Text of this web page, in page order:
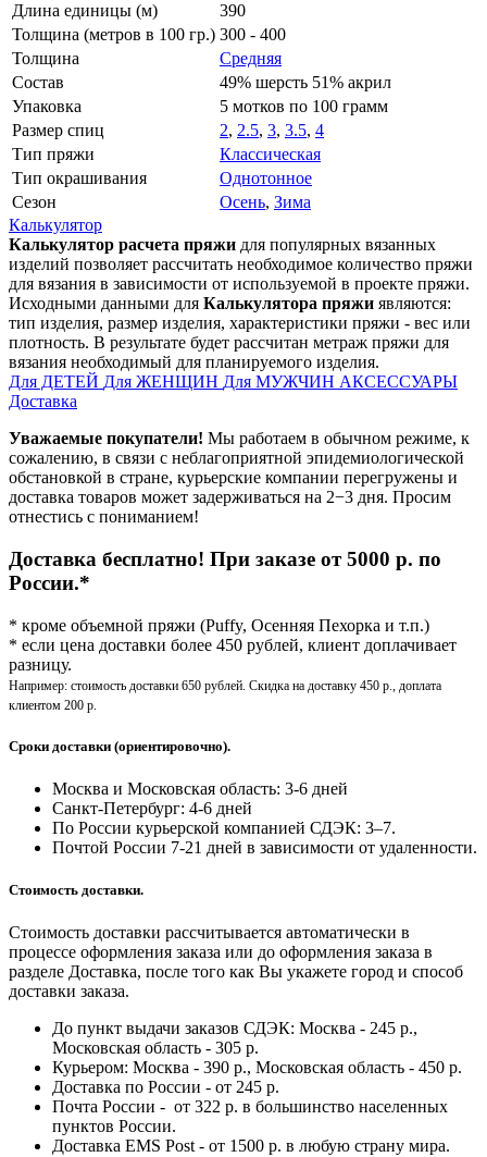
Длина единицы (м)
390
Толщина (метров в 100 гр.) 300 - 400
Толщина
Средняя
Состав
49% шерсть 51% акрил
Упаковка
5 мотков по 100 грамм
Размер спиц
2, 2.5, 3, 3.5, 4
Тип пряжи
Классическая
Тип окрашивания
Однотонное
Сезон
Осень, Зима
Калькулятор
Калькулятор расчета пряжи для популярных вязанных
изделий позволяет рассчитать необходимое количество пряжи
для вязания в зависимости от используемой в проекте пряжи.
Исходными данными для Калькулятора пряжи являются:
тип изделия, размер изделия, характеристики пряжи - вес или
плотность. В результате будет рассчитан метраж пряжи для
вязания необходимый для планируемого изделия.
Для ДЕТЕЙ Для ЖЕНЩИН Для МУЖЧИН АКСЕССУАРЫ
Доставка
Уважаемые покупатели! Мы работаем в обычном режиме, к
сожалению, в связи с неблагоприятной эпидемиологической
обстановкой в стране, курьерские компании перегружены и
доставка товаров может задерживаться на 2−3 дня. Просим
отнестись с пониманием!
Доставка бесплатно! При заказе от 5000 р. по
России.*
* кроме объемной пряжи (Puffy, Осенняя Пехорка и т.п.)
* если цена доставки более 450 рублей, клиент доплачивает
разницу.
Например: стоимость доставки 650 рублей. Скидка на доставку 450 р., доплата
клиентом 200 р.
Сроки доставки (ориентировочно).
Москва и Московская область: 3-6 дней
Санкт-Петербург: 4-6 дней
По России курьерской компанией СДЭК: 3–7.
Почтой России 7-21 дней в зависимости от удаленности.
Стоимость доставки.
Стоимость доставки рассчитывается автоматически в
процессе оформления заказа или до оформления заказа в
разделе Доставка, после того как Вы укажете город и способ
доставки заказа.
До пункт выдачи заказов СДЭК: Москва - 245 р.,
Московская область - 305 р.
Курьером: Москва - 390 р., Московская область - 450 р.
Доставка по России - от 245 р.
Почта России - от 322 р. в большинство населенных
пунктов России.
Доставка EMS Post - от 1500 р. в любую страну мира.